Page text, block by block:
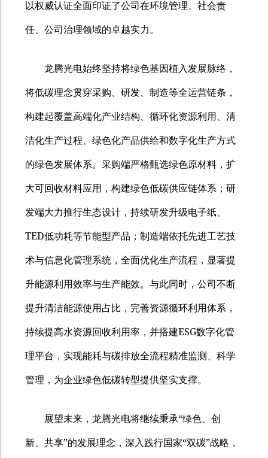
以权威认证全面印证了公司在环境管理、社会责
任、公司治理领域的卓越实力。
龙腾光电始终坚持将绿色基因植入发展脉络，
将低碳理念贯穿采购、研发、制造等全运营链条，
构建起覆盖高端化产业结构、循环化资源利用、清
洁化生产过程、绿色化产品供给和数字化生产方式
的绿色发展体系。采购端严格甄选绿色原材料，扩
大可回收材料应用，构建绿色低碳供应链体系；研
发端大力推行生态设计，持续研发升级电子纸、
TED低功耗等节能型产品；制造端依托先进工艺技
术与信息化管理系统，全面优化生产流程，显著提
升能源利用效率与生产能效。与此同时，公司不断
提升清洁能源使用占比，完善资源循环利用体系，
持续提高水资源回收利用率，并搭建ESG数字化管
理平台，实现能耗与碳排放全流程精准监测、科学
管理，为企业绿色低碳转型提供坚实支撑。
展望未来，龙腾光电将继续秉承“绿色、创
新、共享”的发展理念，深入践行国家“双碳”战略，